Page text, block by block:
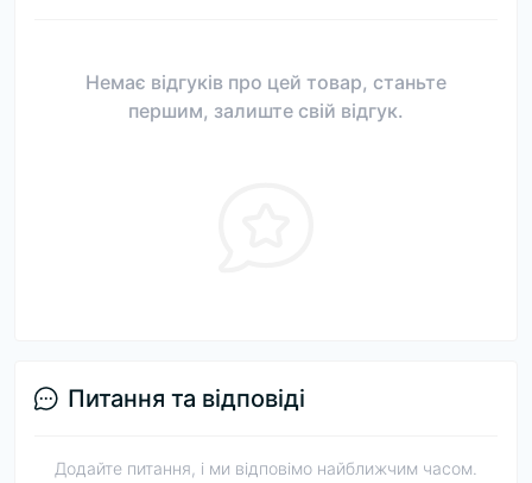
Немає відгуків про цей товар, станьте
першим, залиште свій відгук.
Питання та відповіді
Додайте питання, і ми відповімо найближчим часом.